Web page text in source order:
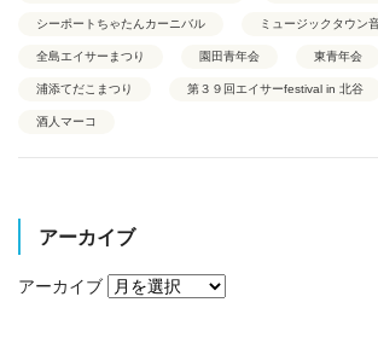
シーポートちゃたんカーニバル ミュージックタウン
全島エイサーまつり 園田青年会 東青年会
浦添てだこまつり 第３９回エイサーfestival in 北谷
酒人マーコ
アーカイブ
アーカイブ